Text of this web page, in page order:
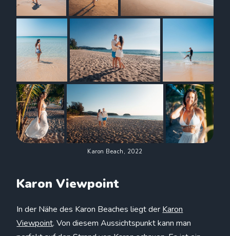
Karon Beach, 2022
Karon Viewpoint
In der Nähe des Karon Beaches liegt der Karon
Viewpoint. Von diesem Aussichtspunkt kann man